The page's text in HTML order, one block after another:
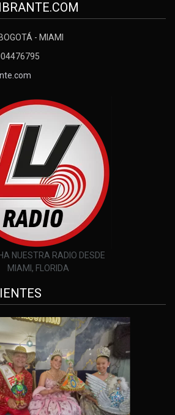
- MIAMI
NUESTRA RADIO DESDE
MIAMI, FLORIDA